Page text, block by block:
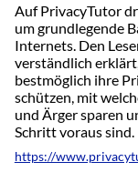
Auf PrivacyTutor
um grundlegende
Internets. Den
verständlich
bestmöglich ihre
schützen, mit
und Ärger sparen
Schritt voraus sind.
https://